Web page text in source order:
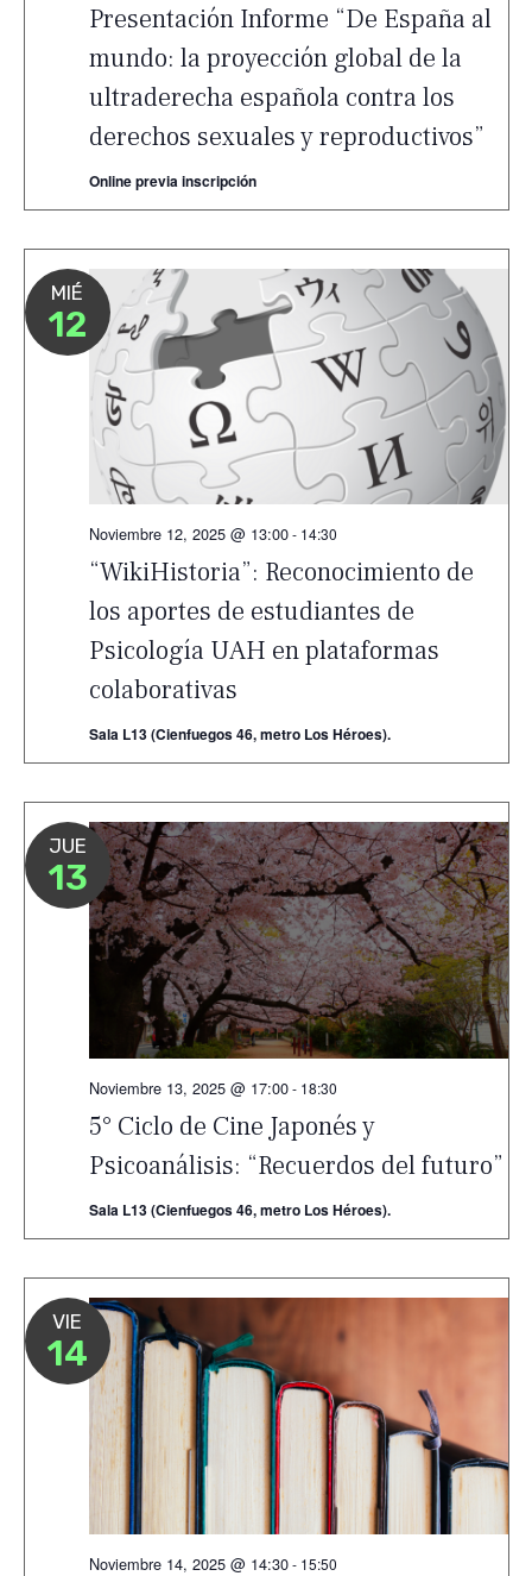
Presentación Informe “De España al
mundo: la proyección global de la
ultraderecha española contra los
derechos sexuales y reproductivos”
Online previa inscripción
MIÉ
12
“WikiHistoria”: Reconocimiento de
los aportes de estudiantes de
Psicología UAH en plataformas
colaborativas
Noviembre 12, 2025 @ 13:00- 14:30
Sala L13 (Cienfuegos 46, metro Los Héroes).
JUE
13
5° Ciclo de Cine Japonés y
Psicoanálisis: “Recuerdos del futuro”
Noviembre 13, 2025 @ 17:00- 18:30
Sala L13 (Cienfuegos 46, metro Los Héroes).
VIE
14
Noviembre 14, 2025 @ 14:30- 15:50